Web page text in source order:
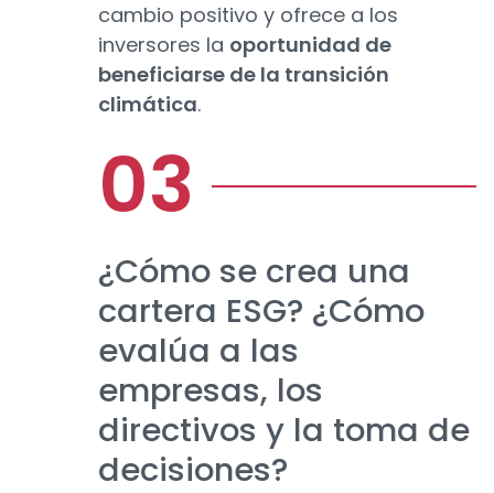
cambio positivo y ofrece a los
inversores la oportunidad de
beneficiarse de la transición
climática.
¿Cómo se crea una
cartera ESG? ¿Cómo
evalúa a las
empresas, los
directivos y la toma de
decisiones?